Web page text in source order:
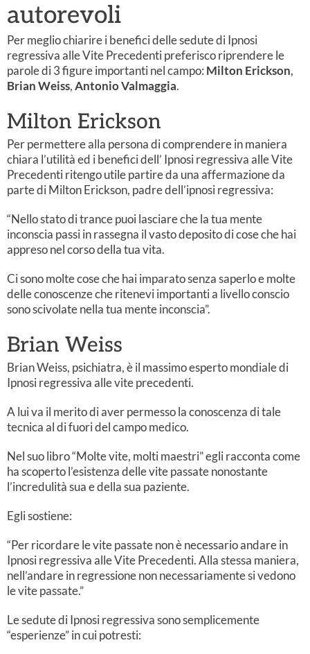
autorevoli
Per meglio chiarire i benefici delle sedute di Ipnosi
regressiva alle Vite Precedenti preferisco riprendere le
parole di 3 figure importanti nel campo: Milton Erickson,
Brian Weiss,Antonio Valmaggia.
Milton Erickson
Per permettere alla persona di comprendere in maniera
chiara l’utilità ed i benefici dell’ Ipnosi regressiva alle Vite
Precedenti ritengo utile partire da una affermazione da
parte di Milton Erickson, padre dell’ipnosi regressiva:
“Nello stato di trance puoi lasciare che la tua mente
inconscia passi in rassegna il vasto deposito di cose che hai
appreso nel corso della tua vita.
Ci sono molte cose che hai imparato senza saperlo e molte
delle conoscenze che ritenevi importanti a livello conscio
sono scivolate nella tua mente inconscia”.
Brian Weiss
Brian Weiss, psichiatra, è il massimo esperto mondiale di
Ipnosi regressiva alle vite precedenti.
A lui va il merito di aver permesso la conoscenza di tale
tecnica al di fuori del campo medico.
Nel suo libro “Molte vite, molti maestri” egli racconta come
ha scoperto l’esistenza delle vite passate nonostante
l’incredulità sua e della sua paziente.
Egli sostiene:
“Per ricordare le vite passate non è necessario andare in
Ipnosi regressiva alle Vite Precedenti. Alla stessa maniera,
nell’andare in regressione non necessariamente si vedono
le vite passate.”
Le sedute di Ipnosi regressiva sono semplicemente
“esperienze” in cui potresti: